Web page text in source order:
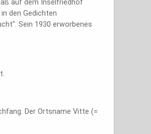
auf dem Inselfriedhof
den Gedichten
Sein 1930 erworbenes
Der Ortsname Vitte (=